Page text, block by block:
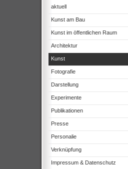
aktuell
Kunst am Bau
Kunst im öffentlichen Raum
Architektur
Kunst
Fotografie
Darstellung
Experimente
Publikationen
Presse
Personalie
Verknüpfung
Impressum & Datenschutz